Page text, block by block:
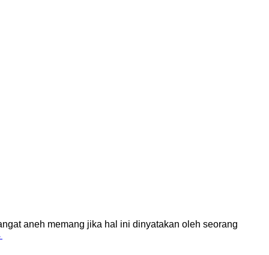
aneh memang jika hal ini dinyatakan oleh seorang